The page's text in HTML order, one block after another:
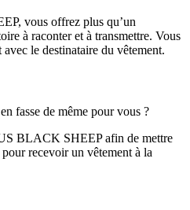
vous offrez plus qu’un
à raconter et à transmettre. Vous
le destinataire du vêtement.
fasse de même pour vous ?
BLACK SHEEP afin de mettre
recevoir un vêtement à la